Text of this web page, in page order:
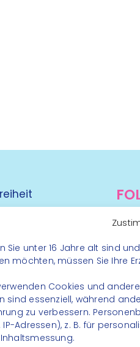
Sie unter 16 Jahre alt sind
möchten, müssen Sie Ihre
Cookies und
sind essenziell, während
zu verbessern.
IP-Adressen), z. B. für
Alle Rechte vorbehalten